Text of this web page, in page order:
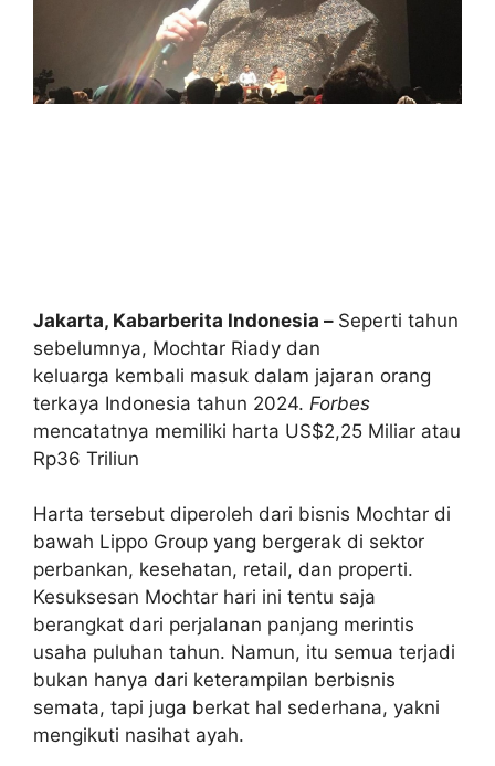
Jakarta, Kabarberita Indonesia – Seperti tahun
sebelumnya, Mochtar Riady dan
keluarga kembali masuk dalam jajaran orang
terkaya Indonesia tahun 2024. Forbes
mencatatnya memiliki harta US$2,25 Miliar atau
Rp36 Triliun
Harta tersebut diperoleh dari bisnis Mochtar di
bawah Lippo Group yang bergerak di sektor
perbankan, kesehatan, retail, dan properti.
Kesuksesan Mochtar hari ini tentu saja
berangkat dari perjalanan panjang merintis
usaha puluhan tahun. Namun, itu semua terjadi
bukan hanya dari keterampilan berbisnis
semata, tapi juga berkat hal sederhana, yakni
mengikuti nasihat ayah.